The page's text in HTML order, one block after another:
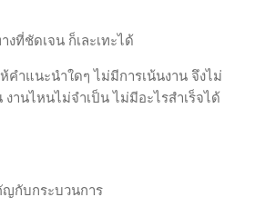
ที่ชัดเจน ก็เละเทะได้
คำแนะนำใดๆ ไม่มีการเน้นงาน จึงไม่
งานไหนไม่จำเป็น ไม่มีอะไรสำเร็จได้
ญกับกระบวนการ